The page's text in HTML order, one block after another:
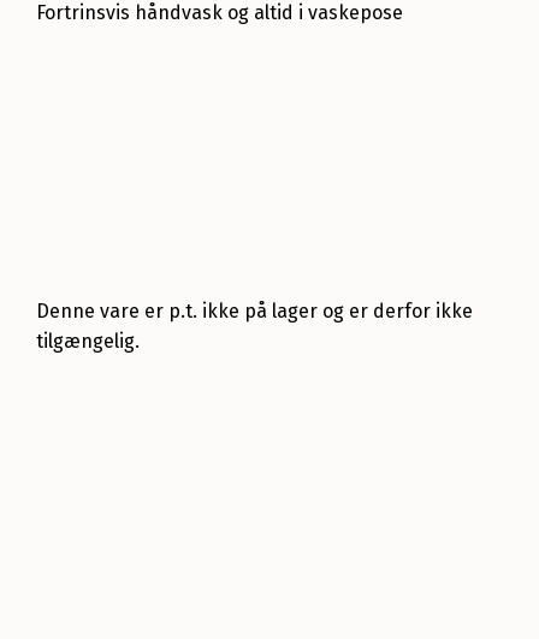
Fortrinsvis håndvask og altid i vaskepose
Denne vare er p.t. ikke på lager og er derfor ikke
tilgængelig.